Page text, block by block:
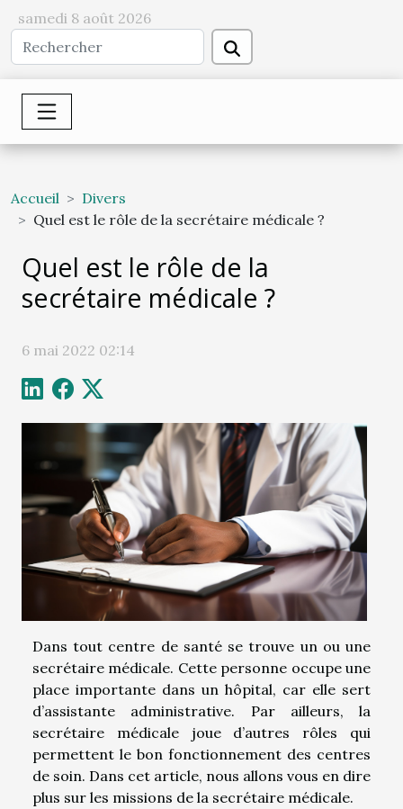
samedi 8 août 2026
Accueil
Divers
Quel est le rôle de la secrétaire médicale ?
Quel est le rôle de la
secrétaire médicale ?
6 mai 2022 02:14
Dans tout centre de santé se trouve un ou une
secrétaire médicale. Cette personne occupe une
place importante dans un hôpital, car elle sert
d’assistante administrative. Par ailleurs, la
secrétaire médicale joue d’autres rôles qui
permettent le bon fonctionnement des centres
de soin. Dans cet article, nous allons vous en dire
plus sur les missions de la secrétaire médicale.